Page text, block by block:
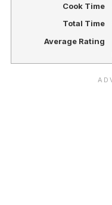
Cook Time
Total Time
Average Rating